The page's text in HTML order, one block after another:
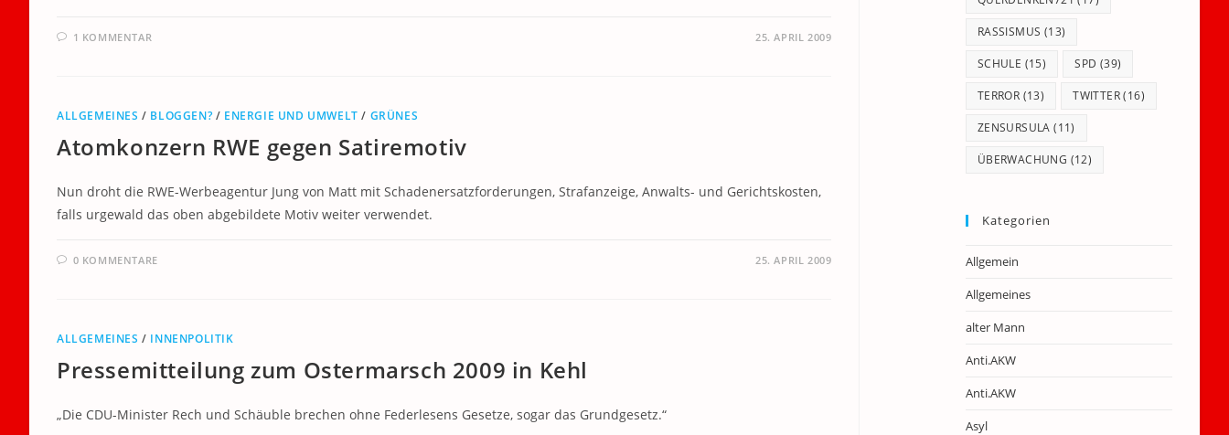
1 KOMMENTAR 25. APRIL 2009
ALLGEMEINES / BLOGGEN? / ENERGIE UND UMWELT / GRÜNES
Atomkonzern RWE gegen Satiremotiv
Nun droht die RWE-Werbeagentur Jung von Matt mit Schadenersatzforderungen, Strafanzeige, Anwalts- und Gerichtskosten,
falls urgewald das oben abgebildete Motiv weiter verwendet.
0 KOMMENTARE 25. APRIL 2009
ALLGEMEINES / INNENPOLITIK
Pressemitteilung zum Ostermarsch 2009 in Kehl
„Die CDU-Minister Rech und Schäuble brechen ohne Federlesens Gesetze, sogar das Grundgesetz.“
RASSISMUS (13)
SCHULE (15) SPD (39)
TERROR (13) TWITTER(16)
ZENSURSULA (11)
ÜBERWACHUNG (12)
Kategorien
Allgemein
Allgemeines
alter Mann
Anti.AKW
Anti.AKW
Asyl